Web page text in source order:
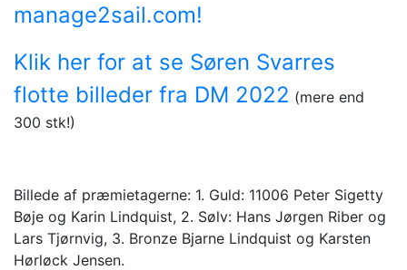
manage2sail.com!
Klik her for at se Søren Svarres
flotte billeder fra DM 2022 (mere end
300 stk!)
Billede af præmietagerne: 1. Guld: 11006 Peter Sigetty
Bøje og Karin Lindquist, 2. Sølv: Hans Jørgen Riber og
Lars Tjørnvig, 3. Bronze Bjarne Lindquist og Karsten
Hørløck Jensen.